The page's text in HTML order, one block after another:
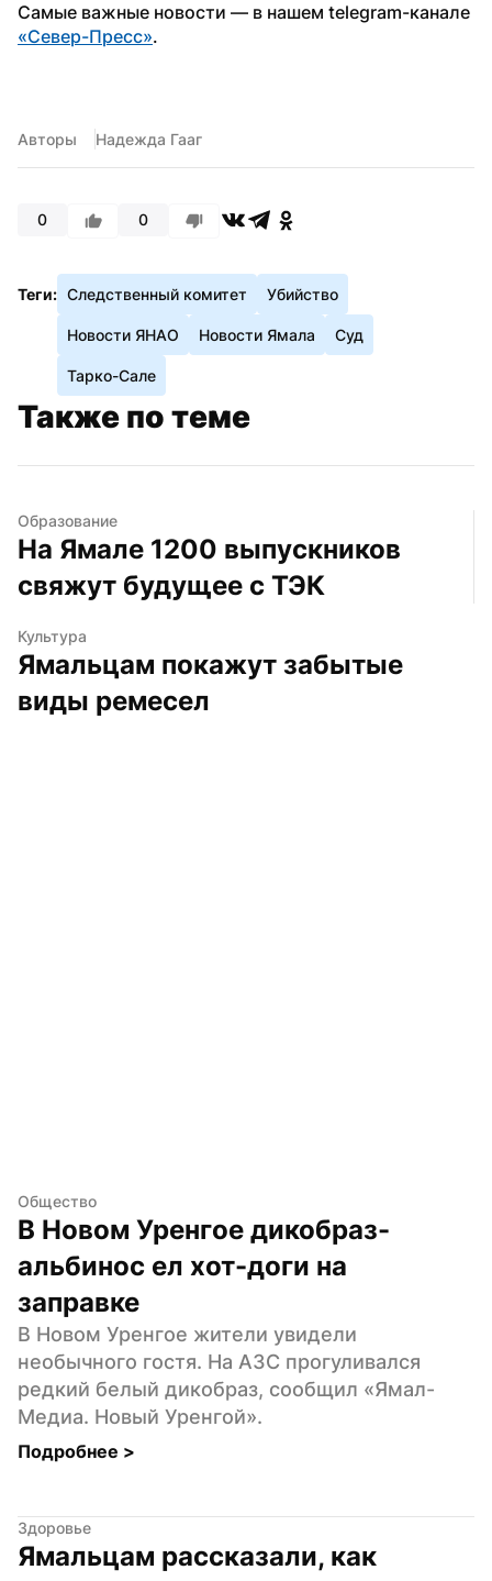
«Север-Пресс».
Авторы Надежда Гааг
0 0
Теги: Следственный комитет Убийство
Новости ЯНАО Новости Ямала Суд
Тарко-Сале
Также по теме
Образование
На Ямале 1200 выпускников
свяжут будущее с ТЭК
Культура
Ямальцам покажут забытые
виды ремесел
Общество
В Новом Уренгое дикобраз-
альбинос ел хот-доги на
заправке
В Новом Уренгое жители увидели
необычного гостя. На АЗС прогуливался
редкий белый дикобраз, сообщил «Ямал-
Медиа. Новый Уренгой».
Подробнее >
Здоровье
Ямальцам рассказали, как